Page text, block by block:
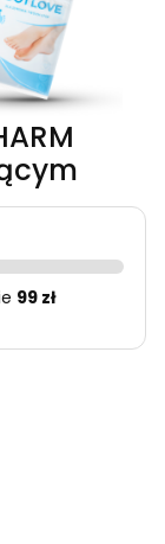
99 zł